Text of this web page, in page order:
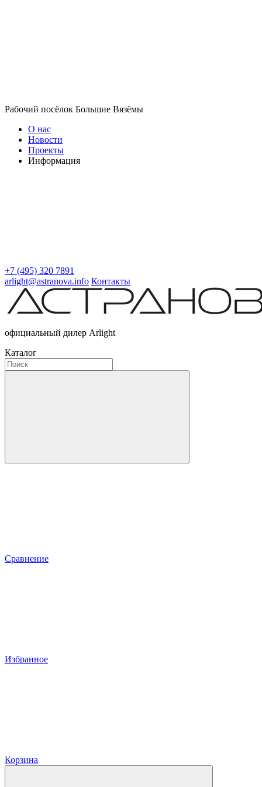
Рабочий посёлок Большие Вязёмы
О нас
Новости
Проекты
Информация
+7 (495) 320 7891
arlight@astranova.info Контакты
официальный дилер Arlight
Каталог
Сравнение
Избранное
Корзина